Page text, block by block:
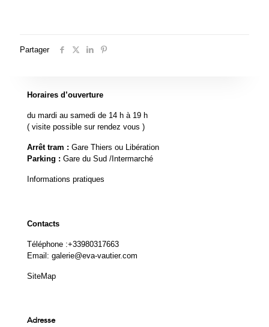
Partager
Horaires d’ouverture
du mardi au samedi de 14 h à 19 h
( visite possible sur rendez vous )
Arrêt tram : Gare Thiers ou Libération
Parking : Gare du Sud /Intermarché
Informations pratiques
Contacts
Téléphone :+33980317663
Email: galerie@eva-vautier.com
SiteMap
Adresse